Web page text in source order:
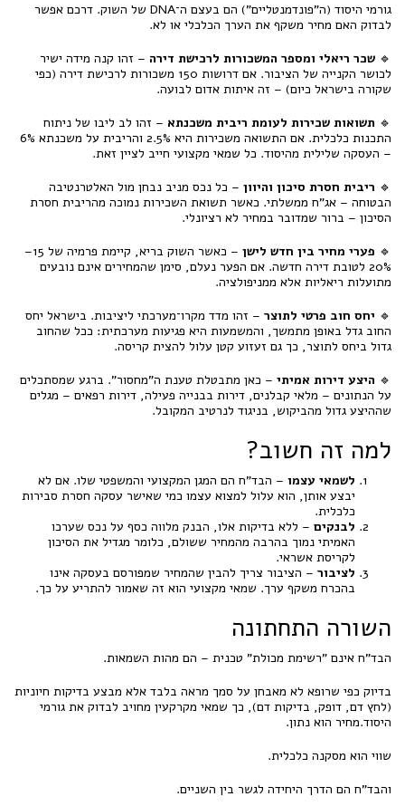
גורמי היסוד (ה"פונדמנטליים") הם בעצם ה־DNA של השוק. דרכם אפשר
לבדוק האם מחיר משקף את הערך הכלכלי או לא.
🔹 שכר ריאלי ומספר המשכורות לרכישת דירה – זהו קנה מידה ישיר
לכושר הקנייה של הציבור. אם דרושות 150 משכורות לרכישת דירה (כפי
שקורה בישראל כיום) – זה איתות אדום לבועה.
🔹 תשואות שכירות לעומת ריבית משכנתא – זהו לב ליבו של ניתוח
התכנות כלכלית. אם התשואה משכירות היא 2.5% והריבית על משכנתא 6%
– העסקה שלילית מהיסוד. כל שמאי מקצועי חייב לציין זאת.
🔹 ריבית חסרת סיכון והיוון – כל נכס מניב נבחן מול האלטרנטיבה
הבטוחה – אג"ח ממשלתי. כאשר תשואת השכירות נמוכה מהריבית חסרת
הסיכון – ברור שמדובר במחיר לא רציונלי.
🔹 פערי מחיר בין חדש לישן
– כאשר השוק בריא, קיימת פרמיה של 15–
20% לטובת דירה חדשה. אם הפער נעלם, סימן שהמחירים אינם נובעים
מתועלות ריאליות אלא ממניפולציה.
🔹 יחס חוב פרטי לתוצר – זהו מדד מקרו־מערכתי ליציבות. בישראל יחס
החוב גדל באופן מתמשך, והמשמעות היא פגיעות מערכתית: ככל שהחוב
גדול ביחס לתוצר, כך גם זעזוע קטן עלול להצית קריסה.
🔹 היצע דירות אמיתי – כאן מתבטלת טענת ה"מחסור". ברגע שמסתכלים
על הנתונים – מלאי קבלנים, דירות בבנייה פעילה, דירות רפאים – מגלים
שההיצע גדול מהביקוש, בניגוד לנרטיב המקובל.
למה זה חשוב?
לשמאי עצמו – הבד"ח הם המגן המקצועי והמשפטי שלו. אם לא
יבצע אותן, הוא עלול למצוא עצמו כמי שאישר עסקה חסרת סבירות
כלכלית.
לבנקים – ללא בדיקות אלו, הבנק מלווה כסף על נכס שערכו
האמיתי נמוך בהרבה מהמחיר ששולם, כלומר מגדיל את הסיכון
לקריסת אשראי.
לציבור – הציבור צריך להבין שהמחיר שמפורסם בעסקה אינו
בהכרח משקף ערך. שמאי מקצועי הוא זה שאמור להתריע על כך.
השורה התחתונה
הבד"ח אינם "רשימת מכולת" טכנית – הם מהות השמאות.
בדיוק כפי שרופא לא מאבחן על סמך מראה בלבד אלא מבצע בדיקות חיוניות
(לחץ דם, דופק, בדיקות דם), כך שמאי מקרקעין מחויב לבדוק את גורמי
היסוד.מחיר הוא נתון.
שווי הוא מסקנה כלכלית.
והבד"ח הם הדרך היחידה לגשר בין השניים.